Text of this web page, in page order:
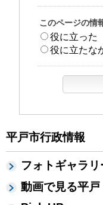
平戸市行政情報
フォトギャラリ
動画で見る平戸
このページの情
役に立った
役に立たな